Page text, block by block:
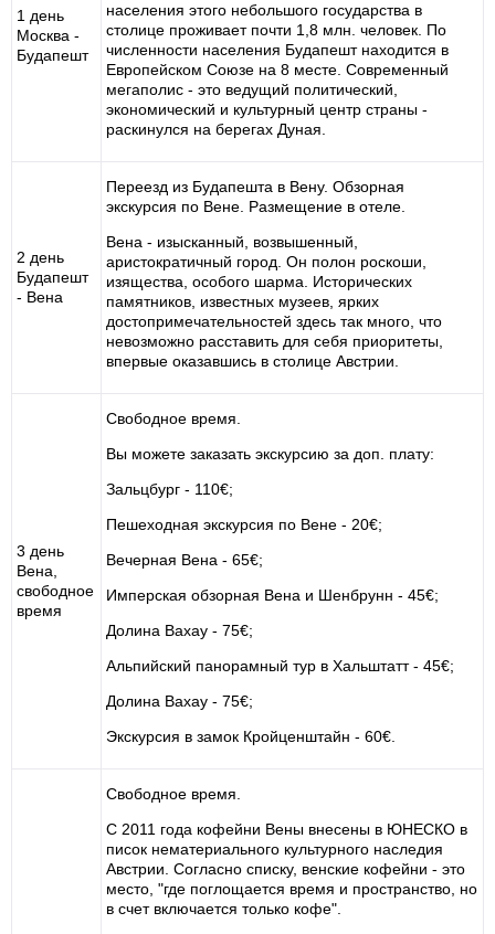
1 день
Москва -
Будапешт
населения этого небольшого государства в
столице проживает почти 1,8 млн. человек. По
численности населения Будапешт находится в
Европейском Союзе на 8 месте. Современный
мегаполис - это ведущий политический,
экономический и культурный центр страны -
раскинулся на берегах Дуная.
2 день
Будапешт
- Вена
Переезд из Будапешта в Вену. Обзорная
экскурсия по Вене. Размещение в отеле.
Вена - изысканный, возвышенный,
аристократичный город. Он полон роскоши,
изящества, особого шарма. Исторических
памятников, известных музеев, ярких
достопримечательностей здесь так много, что
невозможно расставить для себя приоритеты,
впервые оказавшись в столице Австрии.
3 день
Вена,
свободное
время
Свободное время.
Вы можете заказать экскурсию за доп. плату:
Зальцбург - 110€;
Пешеходная экскурсия по Вене - 20€;
Вечерная Вена - 65€;
Имперская обзорная Вена и Шенбрунн - 45€;
Долина Вахау - 75€;
Альпийский панорамный тур в Хальштатт - 45€;
Долина Вахау - 75€;
Экскурсия в замок Кройценштайн - 60€.
Свободное время.
С 2011 года кофейни Вены внесены в ЮНЕСКО в
писок нематериального культурного наследия
Австрии. Согласно списку, венские кофейни - это
место, "где поглощается время и пространство, но
в счет включается только кофе".